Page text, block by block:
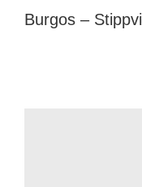
grösseres
Burgos –